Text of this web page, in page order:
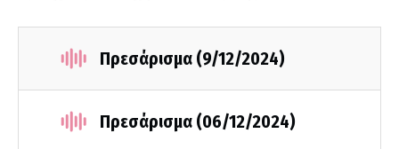
Πρεσάρισμα (9/12/2024)
Πρεσάρισμα (06/12/2024)